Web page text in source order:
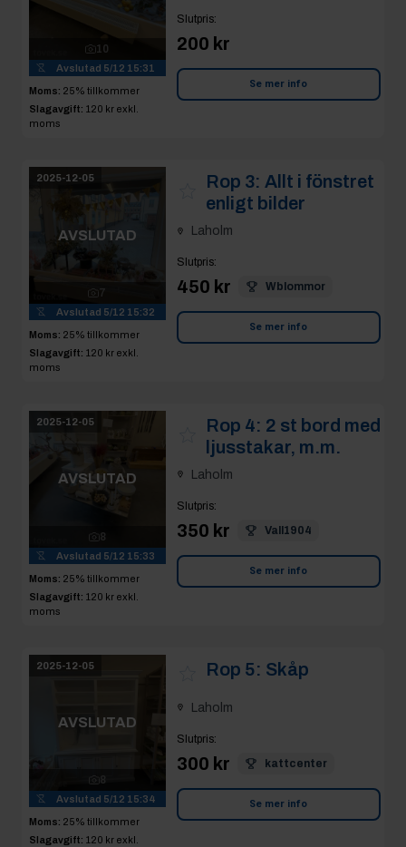
10
Avslutad 5/12 15:31
Moms: 25% tillkommer
Slagavgift: 120 kr exkl.
moms
Slutpris:
200 kr
Se mer info
2025-12-05
AVSLUTAD
7
Avslutad 5/12 15:32
Moms: 25% tillkommer
Slagavgift: 120 kr exkl.
moms
Rop 3: Allt i fönstret
enligt bilder
Laholm
Slutpris:
450 kr Wblommor
Se mer info
2025-12-05
AVSLUTAD
8
Avslutad 5/12 15:33
Moms: 25% tillkommer
Slagavgift: 120 kr exkl.
moms
Rop 4: 2 st bord med
ljusstakar, m.m.
Laholm
Slutpris:
350 kr Vall1904
Se mer info
2025-12-05
AVSLUTAD
8
Avslutad 5/12 15:34
Moms: 25% tillkommer
Slagavgift: 120 kr exkl.
Rop 5: Skåp
Laholm
Slutpris:
300 kr kattcenter
Se mer info